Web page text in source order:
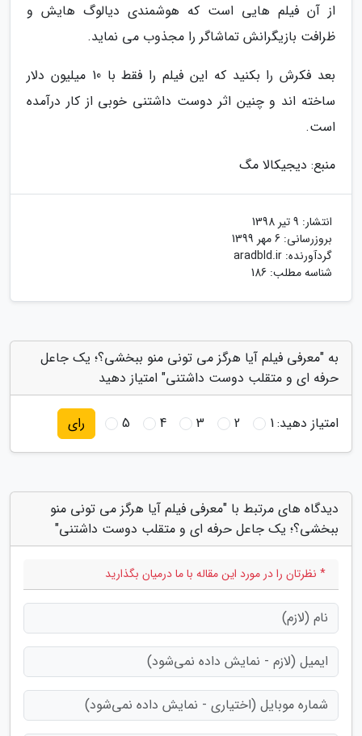
از آن فیلم هایی است که هوشمندی دیالوگ هایش و
ظرافت بازیگرانش تماشاگر را مجذوب می نماید.
بعد فکرش را بکنید که این فیلم را فقط با 10 میلیون دلار
ساخته اند و چنین اثر دوست داشتنی خوبی از کار درآمده
است.
منبع: دیجیکالا مگ
انتشار: 9 تیر 1398
بروزرسانی: 6 مهر 1399
گردآورنده: aradbld.ir
شناسه مطلب: 186
به "معرفی فیلم آیا هرگز می تونی منو ببخشی؟؛ یک جاعل
حرفه ای و متقلب دوست داشتنی" امتیاز دهید
امتیاز دهید:1
2
3
4
5 رای
دیدگاه های مرتبط با "معرفی فیلم آیا هرگز می تونی منو
ببخشی؟؛ یک جاعل حرفه ای و متقلب دوست داشتنی"
* نظرتان را در مورد این مقاله با ما درمیان بگذارید